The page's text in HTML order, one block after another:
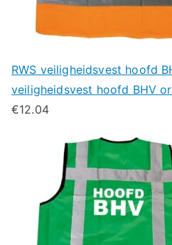
RWS veiligheidsvest hoofd
veiligheidsvest hoofd BHV
€12.04